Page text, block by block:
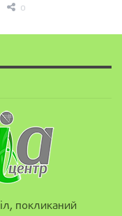
0
покликаний